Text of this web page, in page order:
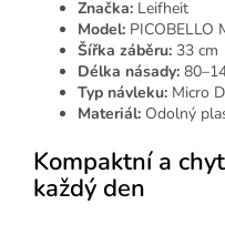
Značka: Leifheit
Model: PICOBELLO
Šířka záběru: 33 cm
Délka násady:
Typ návleku: Micro
Materiál: Odolný
Kompaktní a
každý den